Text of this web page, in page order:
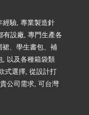
經驗, 專業製造針
有設廠, 專門生產各
裙、學生書包、補
, 以及各種箱袋類
式選擇, 從設計打
公司需求, 可台灣